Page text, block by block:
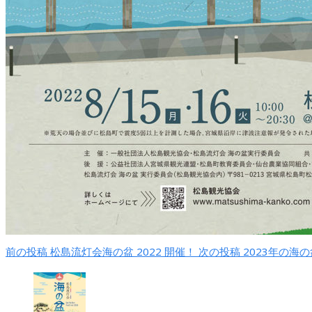
前の投稿 松島流灯会海の盆 2022 開催！ 次の投稿 2023年の海